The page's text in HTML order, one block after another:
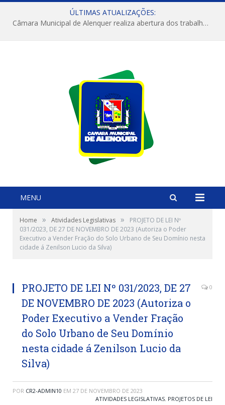
ÚLTIMAS ATUALIZAÇÕES:
Câmara Municipal de Alenquer realiza abertura dos trabalhos do 4º Período Legislativo
MENU
Home » Atividades Legislativas »
PROJETO DE LEI Nº
031/2023, DE 27 DE NOVEMBRO DE 2023 (Autoriza o Poder
Executivo a Vender Fração do Solo Urbano de Seu Domínio nesta
cidade á Zenilson Lucio da Silva)
PROJETO DE LEI Nº 031/2023, DE 27
DE NOVEMBRO DE 2023 (Autoriza o
Poder Executivo a Vender Fração
do Solo Urbano de Seu Domínio
nesta cidade á Zenilson Lucio da
Silva)
0
POR CR2-ADMIN10 EM 27 DE NOVEMBRO DE 2023
ATIVIDADES LEGISLATIVAS, PROJETOS DE LEI